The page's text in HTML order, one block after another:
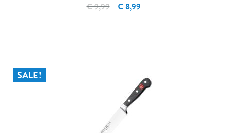
€ 8,99
€ 9,99
SALE!